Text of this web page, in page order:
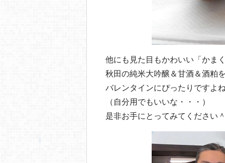
他にも見た目もかわいい「かま
秋田の純米大吟醸＆甘酒＆酒粕
バレンタインにぴったりですよね
（自分用でもいいな・・・）
是非お手にとってみてください